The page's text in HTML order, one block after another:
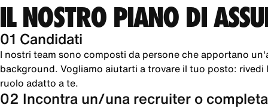
IL NOSTRO PIANO DI
01 Candidati
I nostri team sono composti da persone che apportano
background. Vogliamo aiutarti a trovare il tuo posto:
ruolo adatto a te.
02 Incontra un/una recruiter o